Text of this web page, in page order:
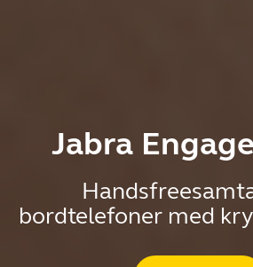
Jabra
bordtelefoner med